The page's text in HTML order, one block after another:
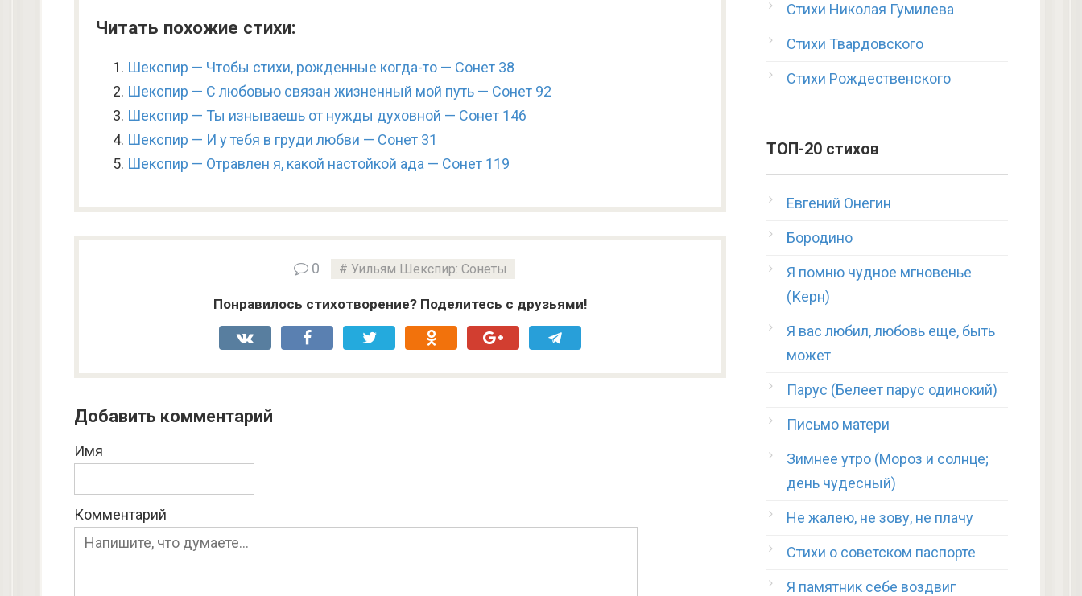
Читать похожие стихи:
Шекспир — Чтобы стихи, рожденные когда-то — Сонет 38
Шекспир — С любовью связан жизненный мой путь — Сонет 92
Шекспир — Ты изнываешь от нужды духовной — Сонет 146
Шекспир — И у тебя в груди любви — Сонет 31
Шекспир — Отравлен я, какой настойкой ада — Сонет 119
0 Уильям Шекспир: Сонеты
Понравилось стихотворение? Поделитесь с друзьями!
Добавить комментарий
Имя
Комментарий
Стихи Николая Гумилева
Стихи Твардовского
Стихи Рождественского
ТОП-20 стихов
Евгений Онегин
Бородино
Я помню чудное мгновенье
(Керн)
Я вас любил, любовь еще, быть
может
Парус (Белеет парус одинокий)
Письмо матери
Зимнее утро (Мороз и солнце;
день чудесный)
Не жалею, не зову, не плачу
Стихи о советском паспорте
Я памятник себе воздвиг